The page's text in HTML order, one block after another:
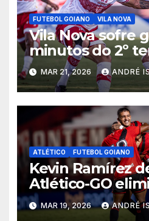
FUTEBOL GOIANO VILA NOVA
Vila Nova sofre
minutos do 2º
vitória escapar
Série B
MAR 21, 2026 ANDRÉ
ATLÉTICO FUTEBOL GOIANO
Kevin Ramírez
Atlético-GO
Preta e garante
fase da Copa do
MAR 19, 2026 ANDRÉ